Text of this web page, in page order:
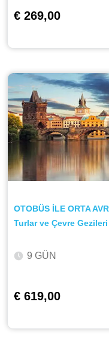
€ 269,00
OTOBÜS İLE ORTA
Turlar ve Çevre
9 GÜN
€ 619,00